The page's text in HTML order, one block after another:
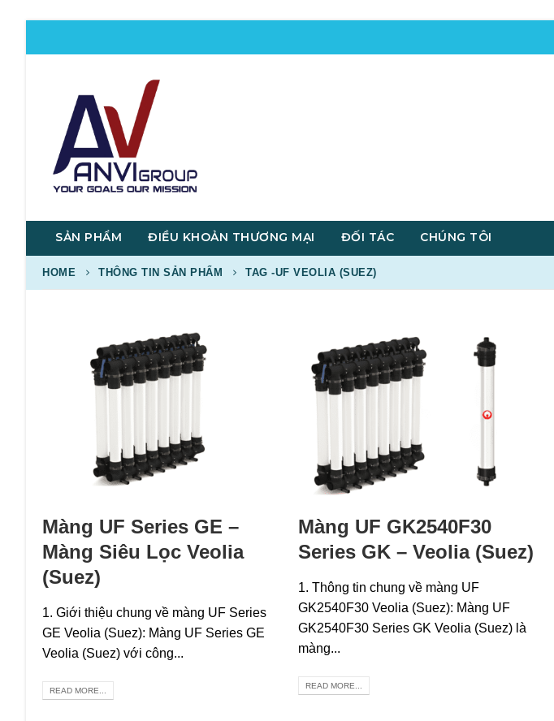
SẢN PHẨM ĐIỀU KHOẢN THƯƠNG MẠI ĐỐI TÁC CHÚNG TÔI
HOME THÔNG TIN SẢN PHẨM TAG -UF VEOLIA (SUEZ)
Màng UF Series GE –
Màng Siêu Lọc Veolia
(Suez)
1. Giới thiệu chung về màng UF Series
GE Veolia (Suez): Màng UF Series GE
Veolia (Suez) với công...
READ MORE...
Màng UF GK2540F30
Series GK – Veolia (Suez)
1. Thông tin chung về màng UF
GK2540F30 Veolia (Suez): Màng UF
GK2540F30 Series GK Veolia (Suez) là
màng...
READ MORE...